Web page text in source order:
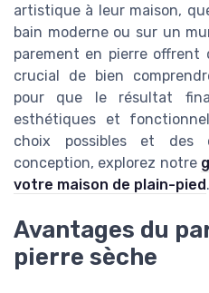
artistique à leur maison,
bain moderne ou sur un
parement en pierre offrent
crucial de bien
pour que le résultat
esthétiques et
choix possibles et des
conception, explorez notre
votre maison de plain-pied.
Avantages du
pierre sèche